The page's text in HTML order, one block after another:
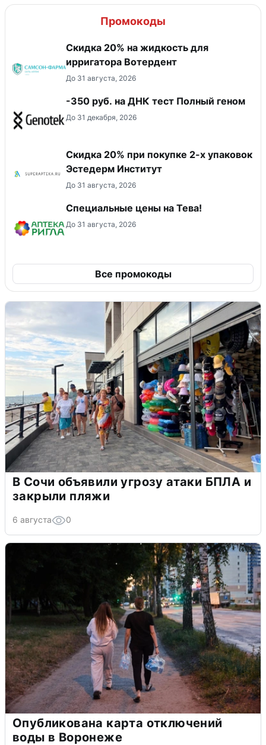
Промокоды
Скидка 20% на жидкость для
ирригатора Вотердент
До 31 августа, 2026
-350 руб. на ДНК тест Полный геном
До 31 декабря, 2026
Скидка 20% при покупке 2-х упаковок
Эстедерм Институт
До 31 августа, 2026
Специальные цены на Тева!
До 31 августа, 2026
Все промокоды
В Сочи объявили угрозу атаки БПЛА и
закрыли пляжи
6 августа 0
Опубликована карта отключений
воды в Воронеже